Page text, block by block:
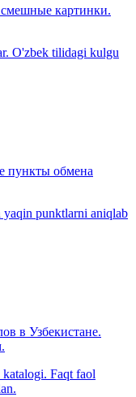
картинки.
O'zbek tilidagi kulgu
пункты обмена
yaqin punktlarni aniqlab
в Узбекистане.
Faqt faol